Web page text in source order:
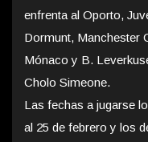
enfrenta al Oporto,
Dormunt, Manchester
Mónaco y B.
Cholo Simeone.
Las fechas a jugarse
al 25 de febrero y los